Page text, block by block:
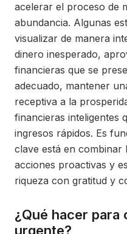
acelerar el proceso de
abundancia. Algunas
visualizar de manera
dinero inesperado,
financieras que se
adecuado, mantener
receptiva a la
financieras inteligentes
ingresos rápidos. Es
clave está en combinar
acciones proactivas y
riqueza con gratitud y
¿Qué hacer
urgente?